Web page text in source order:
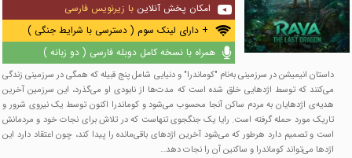
امکان پخش آنلاین با زیرنویس فارسی
+ دارای لینک سوم ( دسترسی با شرایط جنگی )
همراه با نسخه کامل دوبله فارسی ( دو زبانه )
داستان انیمیشن در سرزمینی به‌نام "کوماندرا" و دنیایی شامل پنج قبیله که همگی در سرزمینی زندگی
می‌کنند که توسط اژدهایی خلق شده است که مدت‌ها از نابودی او می‌گذرد، این سرزمین آخرین
هدیه‌ی اژدهایان به مردم ساکن آنجا محسوب می‌شود و کوماندرا اکنون توسط یک نیروی شرور و
تاریک مورد حمله گرفته است. رایا یک جنگجوی تنهاست که در تلاش برای نجات خود و مردمانش
است و تصمیم دارد هرطور که می‌شود آخرین اژدهای باقی‌مانده را پیدا کند، چون اعتقاد دارد این
اژدها می‌تواند کوماندرا و ساکنین آن را نجات دهد…